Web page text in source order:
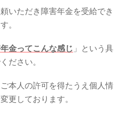
いただき障害年金を受給でき
。
金ってこんな感じ 」という具
ださい。
本人の許可を得たうえ個人情
更しております。